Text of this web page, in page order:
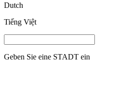
Dutch
Tiếng Việt
Geben Sie eine STADT ein